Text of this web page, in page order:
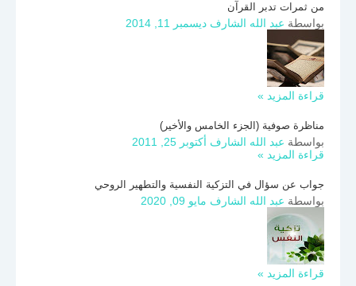
من ثمرات تدبر القرآن
بواسطة عبد الله الشارف ديسمبر 11, 2014
قراءة المزيد »
مناظرة صوفية (الجزء الخامس والأخير)
بواسطة عبد الله الشارف أكتوبر 25, 2011
قراءة المزيد »
جواب عن سؤال في التزكية النفسية والتطهير الروحي
بواسطة عبد الله الشارف مايو 09, 2020
قراءة المزيد »